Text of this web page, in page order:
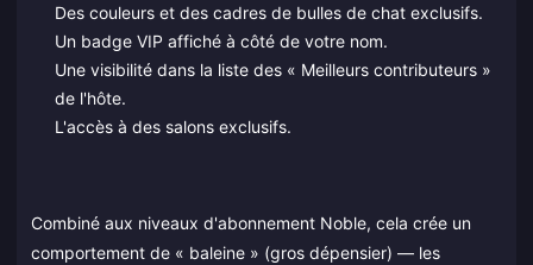
Des couleurs et des cadres de bulles de chat exclusifs.
Un badge VIP affiché à côté de votre nom.
Une visibilité dans la liste des « Meilleurs contributeurs »
de l'hôte.
L'accès à des salons exclusifs.
Combiné aux niveaux d'abonnement Noble, cela crée un
comportement de « baleine » (gros dépensier) — les